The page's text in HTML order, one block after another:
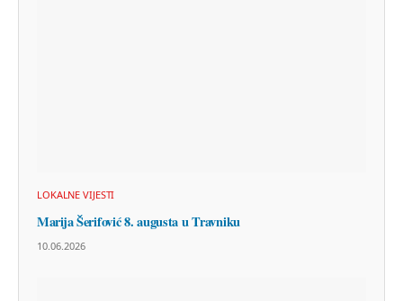
LOKALNE VIJESTI
Marija Šerifović 8. augusta u Travniku
10.06.2026